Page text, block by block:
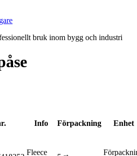
Info Förpackning Enhet
Fleece